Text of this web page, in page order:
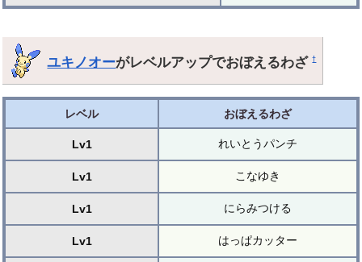
ユキノオーがレベルアップでおぼえるわざ†
レベル おぼえるわざ
Lv1 れいとうパンチ
Lv1 こなゆき
Lv1 にらみつける
Lv1 はっぱカッター